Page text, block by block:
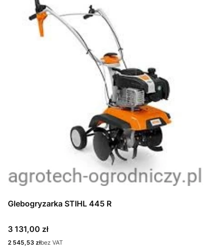
Glebogryzarka STIHL 445 R
Cena
3 131,00 zł
Cena
2 545,53 złbez VAT